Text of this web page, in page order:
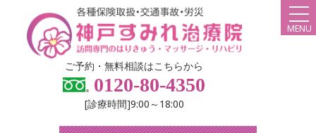
ご予約・無料相談はこちらから
0120-80-4350
[診療時間]9:00～18:00
MENU
弊社について
スタッフ紹介